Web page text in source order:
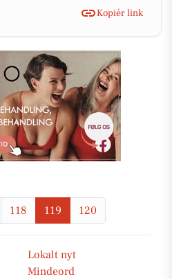
Kopiér link
118 119 120
Lokalt nyt
Mindeord